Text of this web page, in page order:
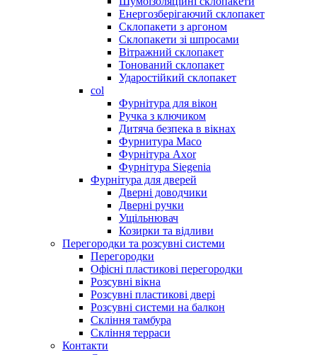
Енергозберігаючий склопакет
Склопакети з аргоном
Склопакети зі шпросами
Вітражний склопакет
Тонований склопакет
Ударостійкий склопакет
col
Фурнітура для вікон
Ручка з ключиком
Дитяча безпека в вікнах
Фурнитура Maco
Фурнітура Axor
Фурнітура Siegenia
Фурнітура для дверей
Дверні доводчики
Дверні ручки
Ущільнювач
Козирки та відливи
Перегородки та розсувні системи
Перегородки
Офісні пластикові перегородки
Розсувні вікна
Розсувні пластикові двері
Розсувні системи на балкон
Скління тамбура
Скління терраси
Контакти